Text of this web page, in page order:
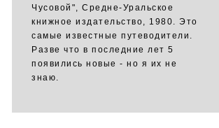
Чусовой", Средне-Уральское
книжное издательство, 1980. Это
самые известные путеводители.
Разве что в последние лет 5
появились новые - но я их не
знаю.